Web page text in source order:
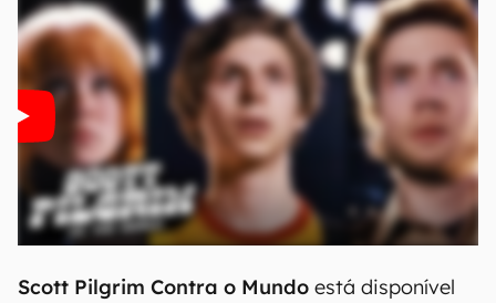
Scott Pilgrim Contra o Mundo está disponível